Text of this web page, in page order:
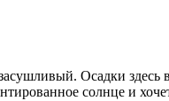
Осадки
солнце и